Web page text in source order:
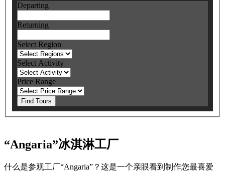
Departing
Returning
Select Region
Select Activity
Price Range
Find Tours
“Angaria”冰淇淋工厂
什么是参观工厂“Angaria”？这是一个亲眼看到制作您最喜爱